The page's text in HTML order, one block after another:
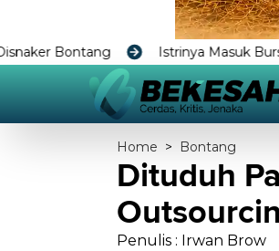
Masuk Bursa Pilkada Balikpapan
Home > Bontang
Dituduh
Penulis : Irwan Brow